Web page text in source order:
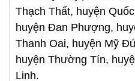
Thạch Thất, huyện
huyện Đan Phượng,
Thanh Oai, huyện Mỹ
huyện Thường Tín,
Linh.